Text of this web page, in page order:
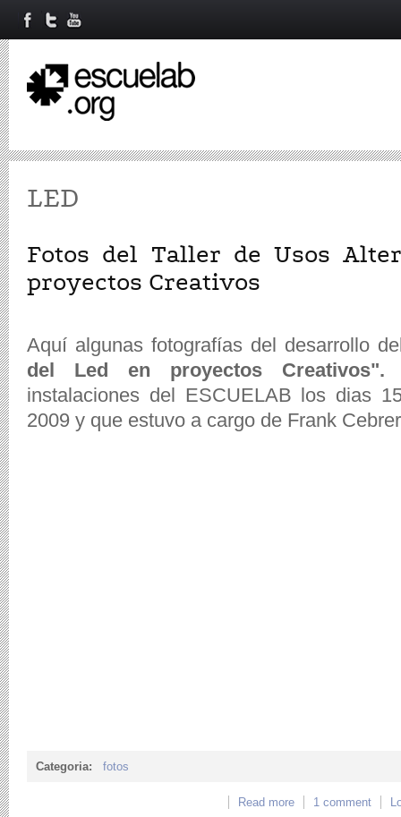
LED
Fotos del Taller de Usos
proyectos Creativos
Aquí algunas fotografías del desarrollo
del Led en proyectos
instalaciones del ESCUELAB los dias
2009 y que estuvo a cargo de Frank
Categoria: fotos
Read more about Fotos del
1 comment